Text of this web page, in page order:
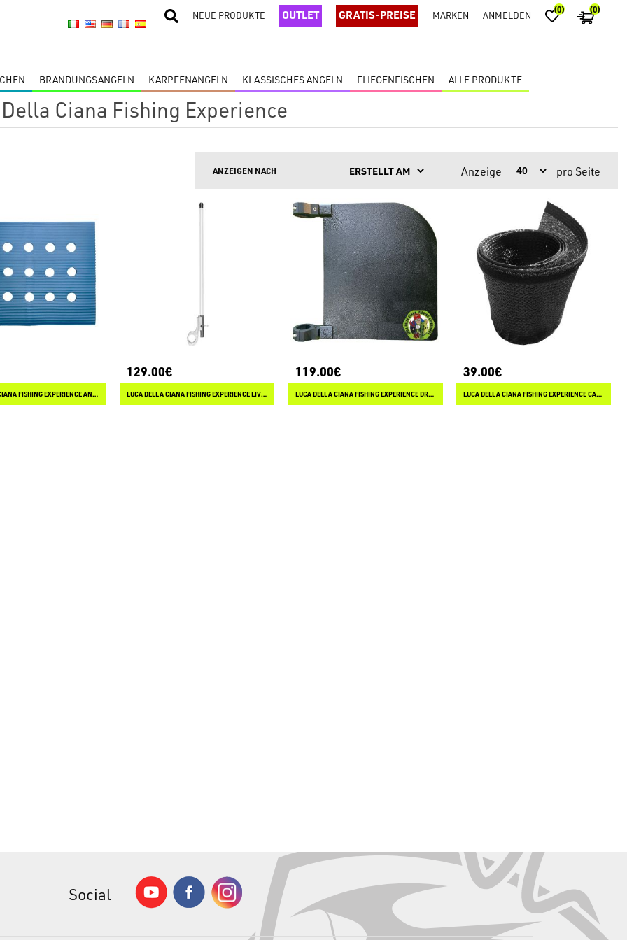
NEUE PRODUKTE OUTLET GRATIS-PREISE MARKEN ANMELDEN (0) (0)
BRANDUNGSANGELN KARPFENANGELN KLASSISCHES ANGELN FLIEGENFISCHEN ALLE PRODUKTE
Ciana Fishing Experience
ANZEIGEN NACH Anzeige pro Seite
LUCA DELLA CIANA FISHING EXPERIENCE ANTI JUMPING
129.00€
LUCA DELLA CIANA FISHING EXPERIENCE LIVE INDICATOR
119.00€
LUCA DELLA CIANA FISHING EXPERIENCE DRIFTER
39.00€
LUCA DELLA CIANA FISHING EXPERIENCE CABLE MANAGER
Social